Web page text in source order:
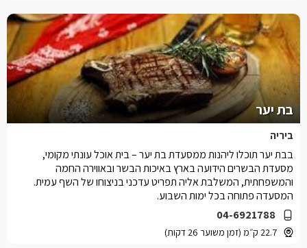
בת יער
ביריה
04-6921788
22.7 ק״מ (זמן משוער 26 דקות)
בבת יער תוכלו ליהנות ממסעדת בת יער – בית אוכל עונתי מקומי,
מסעדת הבשרים הידועה בארץ באיכות הבשר ובאווירה החמה
והמשפחתית, המשלבת אליה תפריט עדכני בניצוחו של השף עמית.
המסעדה פתוחה בכל ימות השבוע.